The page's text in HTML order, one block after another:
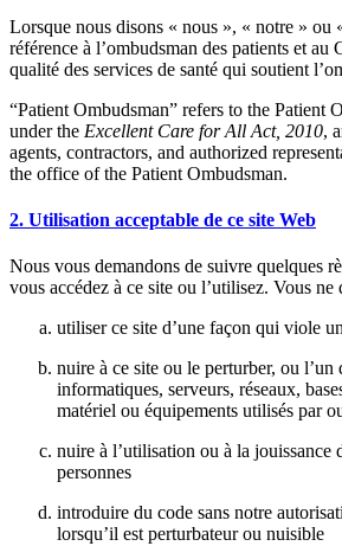
Lorsque nous disons « nous », « notre » ou
référence à l’ombudsman des patients et au
qualité des services de santé qui soutient
“Patient Ombudsman” refers to the Patient
under the Excellent Care for All Act, 2010,
agents, contractors, and authorized
the office of the Patient Ombudsman.
2. Utilisation acceptable de ce site Web
Nous vous demandons de suivre quelques
vous accédez à ce site ou l’utilisez. Vous ne
utiliser ce site d’une façon qui viole
nuire à ce site ou le perturber, ou l’un
informatiques, serveurs, réseaux,
matériel ou équipements utilisés par
nuire à l’utilisation ou à la jouissance
personnes
introduire du code sans notre
lorsqu’il est perturbateur ou nuisible